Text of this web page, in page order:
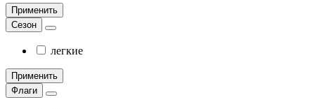
Применить
Сезон
легкие
Применить
Флаги